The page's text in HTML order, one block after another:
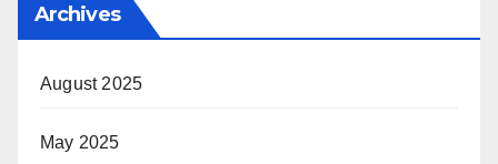
Archives
August 2025
May 2025